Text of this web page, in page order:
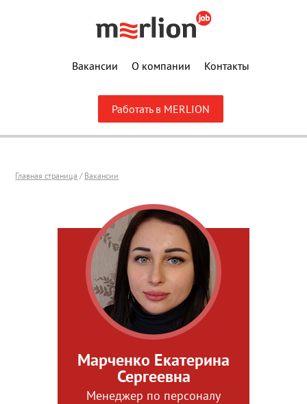
Вакансии О компании Контакты
Работать в MERLION
Главная страница / Вакансии
Марченко Екатерина
Сергеевна
Менеджер по персоналу